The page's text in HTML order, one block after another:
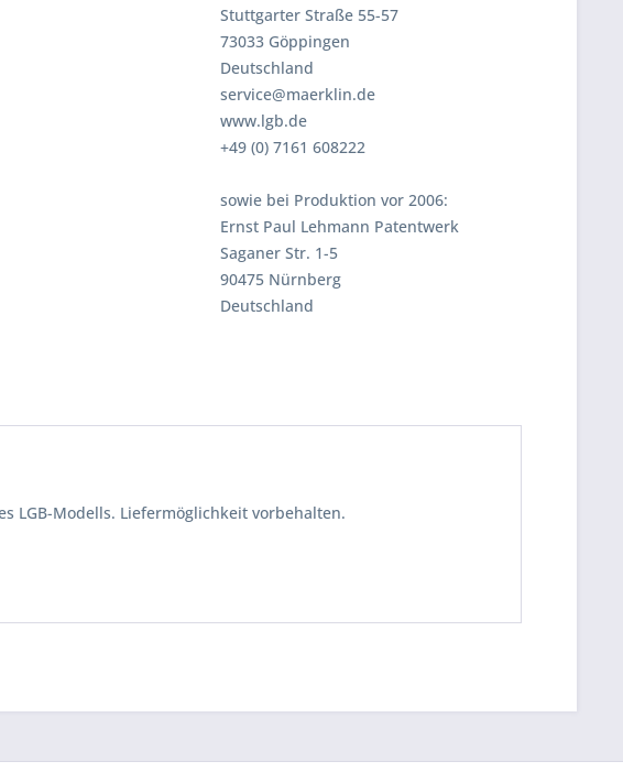
Stuttgarter Straße 55-57
73033 Göppingen
Deutschland
service@maerklin.de
www.lgb.de
+49 (0) 7161 608222
sowie bei Produktion vor 2006:
Ernst Paul Lehmann Patentwerk
Saganer Str. 1-5
90475 Nürnberg
Deutschland
LGB-Modells. Liefermöglichkeit vorbehalten.